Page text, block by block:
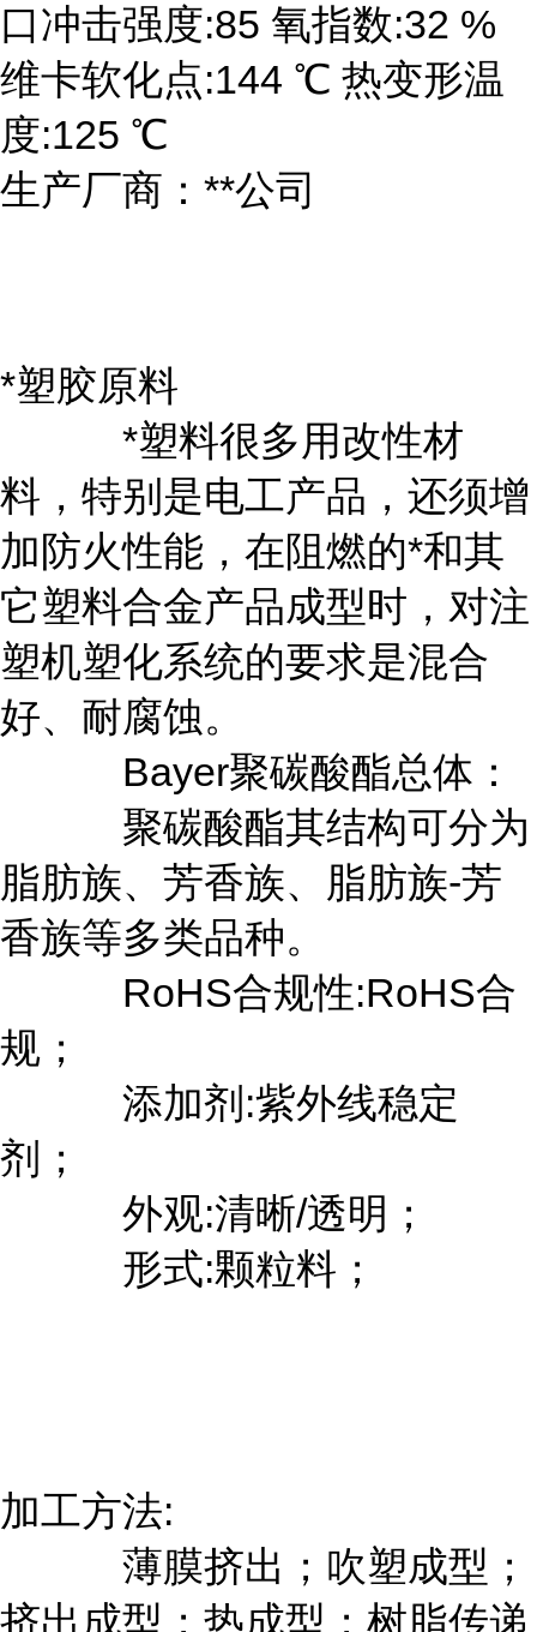
口冲击强度:85 氧指数:32 %
维卡软化点:144 ℃ 热变形温
度:125 ℃
生产厂商：**公司
*塑胶原料
*塑料很多用改性材
料，特别是电工产品，还须增
加防火性能，在阻燃的*和其
它塑料合金产品成型时，对注
塑机塑化系统的要求是混合
好、耐腐蚀。
Bayer聚碳酸酯总体：
聚碳酸酯其结构可分为
脂肪族、芳香族、脂肪族-芳
香族等多类品种。
RoHS合规性:RoHS合
规；
添加剂:紫外线稳定
剂；
外观:清晰/透明；
形式:颗粒料；
加工方法:
薄膜挤出；吹塑成型；
挤出成型；热成型；树脂传递